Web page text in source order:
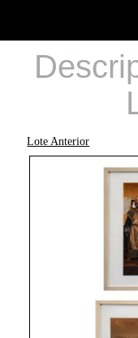
Lote Anterior